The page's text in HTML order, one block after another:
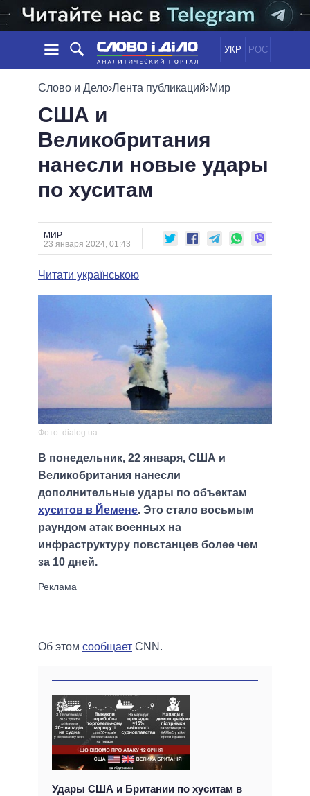
УКР РОС
НОВОСТИ
ЛЕНТА
СОБЫТИЯ
СТАТЬИ
ОБЗОРЫ
ДАЙДЖЕСТЫ
ЭКОНОМИКА
ОБЩЕСТВО
ПОЛИТИКИ
ПРЕЗИДЕНТ И ОФИС
ВЕРХОВНАЯ РАДА
КАБИНЕТ МИНИСТРОВ
МЭРЫ
ПОДДЕРЖАТЬ
СРАВНЕНИЕ ПОЛИТИКОВ
Слово и Дело›Лента публикаций›Мир
США и
Великобритания
нанесли новые удары
по хуситам
МИР
23 января 2024, 01:43
Читати українською
Фото: dialog.ua
В понедельник, 22 января, США и
Великобритания нанесли
дополнительные удары по объектам
хуситов в Йемене. Это стало восьмым
раундом атак военных на
инфраструктуру повстанцев более чем
за 10 дней.
Об этом сообщает CNN.
Удары США и Британии по хуситам в